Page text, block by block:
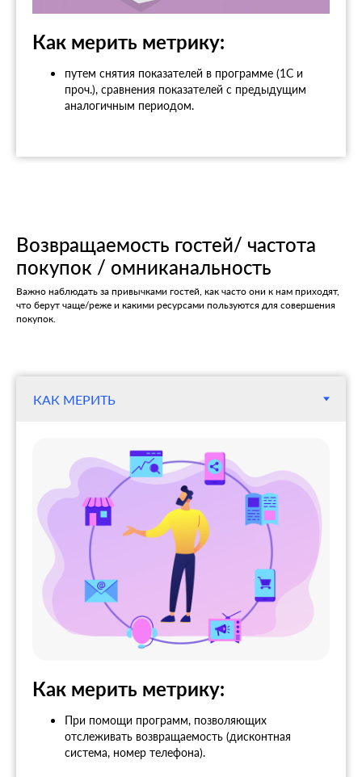
Как мерить метрику:
путем снятия показателей в программе (1С и
проч.), сравнения показателей с предыдущим
аналогичным периодом.
Возвращаемость гостей/ частота
покупок / омниканальность
Важно наблюдать за привычками гостей, как часто они к нам приходят,
что берут чаще/реже и какими ресурсами пользуются для совершения
покупок.
Как мерить метрику:
При помощи программ, позволяющих
отслеживать возвращаемость (дисконтная
система, номер телефона).